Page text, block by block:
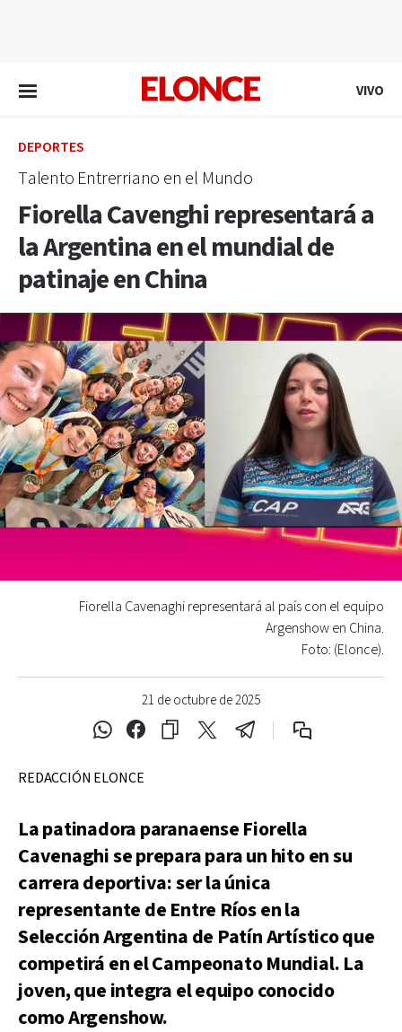
VIVO
DEPORTES
Talento Entrerriano en el Mundo
Fiorella Cavenghi representará a
la Argentina en el mundial de
patinaje en China
21 de octubre de 2025
Fiorella Cavenaghi representará al país con el equipo
Argenshow en China.
Foto: (Elonce).
REDACCIÓN ELONCE
La patinadora paranaense Fiorella
Cavenaghi se prepara para un hito en su
carrera deportiva: ser la única
representante de Entre Ríos en la
Selección Argentina de Patín Artístico que
competirá en el Campeonato Mundial. La
joven, que integra el equipo conocido
como Argenshow.